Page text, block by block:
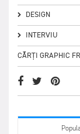
DESIGN
INTERVIU
CĂRȚI GRAPHIC